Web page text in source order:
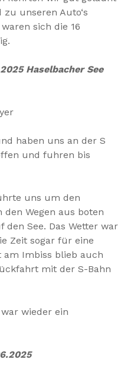
unseren Auto‘s
sich die 16
Haselbacher See
haben uns an der S
und fuhren bis
uns um den
den Wegen aus boten
den See. Das Wetter war
Zeit sogar für eine
am Imbiss blieb auch
mit der S-Bahn
wieder ein